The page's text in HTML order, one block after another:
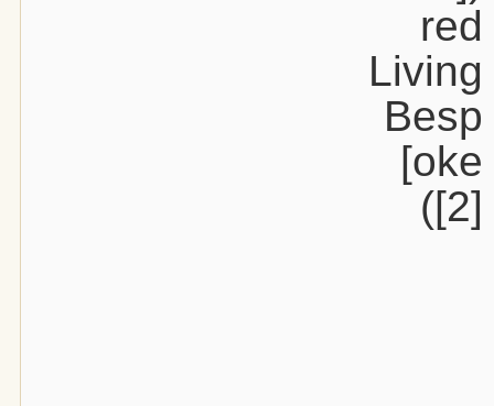
red
Living
Besp
oke]
[2])